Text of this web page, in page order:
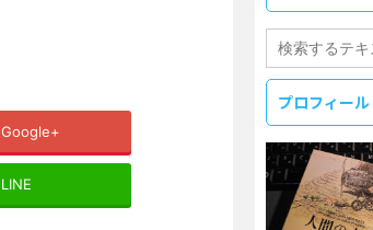
Google+
LINE
プロフィール